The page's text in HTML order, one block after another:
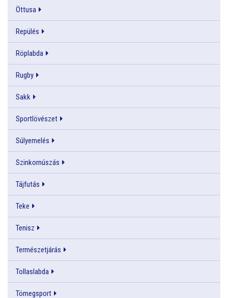
Öttusa
Repülés
Röplabda
Rugby
Sakk
Sportlövészet
Súlyemelés
Szinkornúszás
Tájfutás
Teke
Tenisz
Természetjárás
Tollaslabda
Tömegsport